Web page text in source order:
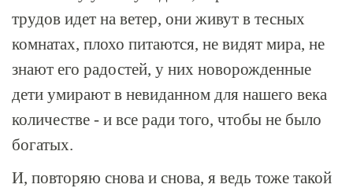
трудов идет на ветер, они живут в тесных
комнатах, плохо питаются, не видят мира, не
знают его радостей, у них новорожденные
дети умирают в невиданном для нашего века
количестве - и все ради того, чтобы не было
богатых.
И, повторяю снова и снова, я ведь тоже такой